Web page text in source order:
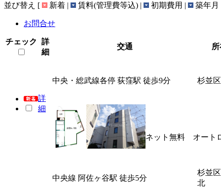
並び替え [ 新着 | 賃料(管理費等込) | 初期費用 | 築年
お問合せ
チェック
詳
細
交通
詳
細
中央・総武線各停 荻窪駅 徒歩9分 杉並
ネット無料 オート
中央線 阿佐ヶ谷駅 徒歩5分
杉並
北